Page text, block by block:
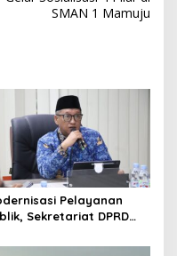
SMAN 1 Mamuju
Pelayanan
Sekretariat DPRD
Aplikasi SIPAKDE